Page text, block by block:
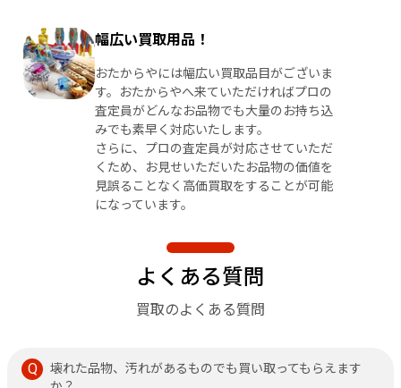
幅広い買取用品！
おたからやには幅広い買取品目がございま
す。おたからやへ来ていただければプロの
査定員がどんなお品物でも大量のお持ち込
みでも素早く対応いたします。
さらに、プロの査定員が対応させていただ
くため、お見せいただいたお品物の価値を
見誤ることなく高価買取をすることが可能
になっています。
よくある質問
買取のよくある質問
壊れた品物、汚れがあるものでも買い取ってもらえます